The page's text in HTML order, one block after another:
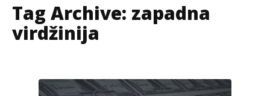
Tag Archive: zapadna
virdžinija